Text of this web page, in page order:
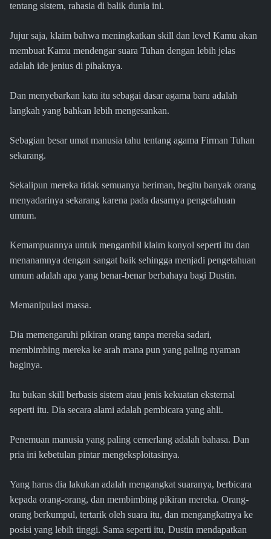
tentang sistem, rahasia di balik dunia ini.
Jujur saja, klaim bahwa meningkatkan skill dan level Kamu akan
membuat Kamu mendengar suara Tuhan dengan lebih jelas
adalah ide jenius di pihaknya.
Dan menyebarkan kata itu sebagai dasar agama baru adalah
langkah yang bahkan lebih mengesankan.
Sebagian besar umat manusia tahu tentang agama Firman Tuhan
sekarang.
Sekalipun mereka tidak semuanya beriman, begitu banyak orang
menyadarinya sekarang karena pada dasarnya pengetahuan
umum.
Kemampuannya untuk mengambil klaim konyol seperti itu dan
menanamnya dengan sangat baik sehingga menjadi pengetahuan
umum adalah apa yang benar-benar berbahaya bagi Dustin.
Memanipulasi massa.
Dia memengaruhi pikiran orang tanpa mereka sadari,
membimbing mereka ke arah mana pun yang paling nyaman
baginya.
Itu bukan skill berbasis sistem atau jenis kekuatan eksternal
seperti itu. Dia secara alami adalah pembicara yang ahli.
Penemuan manusia yang paling cemerlang adalah bahasa. Dan
pria ini kebetulan pintar mengeksploitasinya.
Yang harus dia lakukan adalah mengangkat suaranya, berbicara
kepada orang-orang, dan membimbing pikiran mereka. Orang-
orang berkumpul, tertarik oleh suara itu, dan mengangkatnya ke
posisi yang lebih tinggi. Sama seperti itu, Dustin mendapatkan